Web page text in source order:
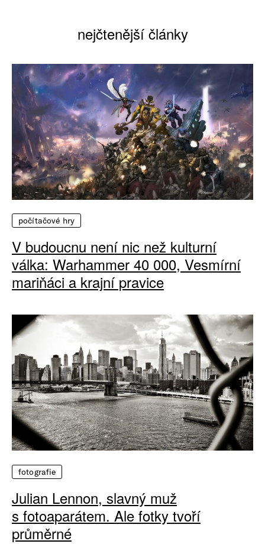
nejčtenější články
počítačové hry
V budoucnu není nic než kulturní
válka: Warhammer 40 000, Vesmírní
mariňáci a krajní pravice
fotografie
Julian Lennon, slavný muž
s fotoaparátem. Ale fotky tvoří
průměrné